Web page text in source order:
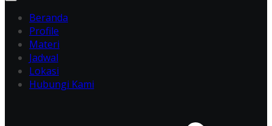
Beranda
Profile
Materi
Jadwal
Lokasi
Hubungi Kami